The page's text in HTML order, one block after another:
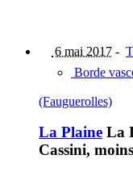
6 mai 2017 -
Borde
(Fauguerolles)
La Plaine La
Cassini,